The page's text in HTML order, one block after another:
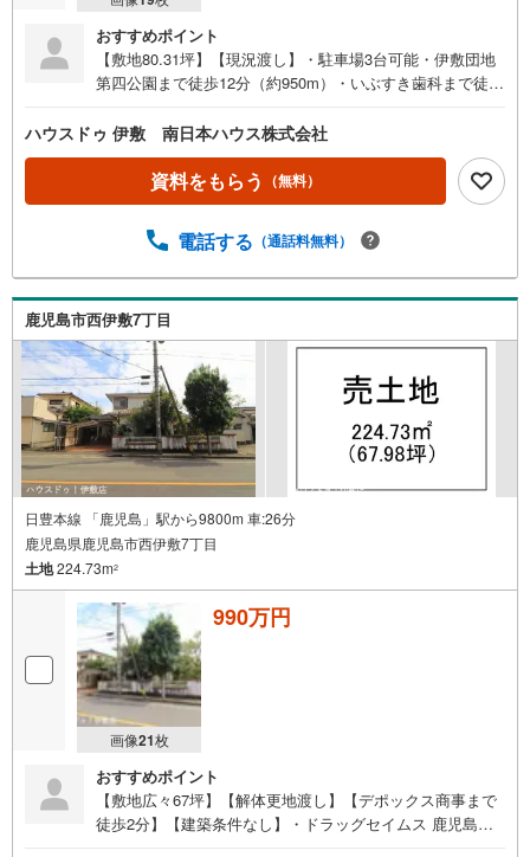
おすすめポイント
【敷地80.31坪】【現況渡し】・駐車場3台可能・伊敷団地
第四公園まで徒歩12分（約950m）・いぶすき歯科まで徒歩
（約2100m）・伊敷台中学校まで徒歩39分（約3100m）・
伊敷団地第四公園まで徒歩12分（約950m）・いぶすき歯科
まで徒歩14分（約1100m）・（株）デポックス商事まで徒
歩15分（約1150m）・ドラッグセイムス 鹿児島西伊敷店ま
まで徒歩18分（約1430m）・鹿児島西伊敷三郵便局 まで徒
20分（約1590m）・鹿児島銀行 西伊敷支店まで徒歩21分
（約1660m） 買替の方、自己資金の少ない方、勤続年数短
い方、自営業の方住宅ローンにご不安のある方、他社で住
宅ローンに落ちてしまった方など、お気軽にご相談くださ
い
ハウスドゥ 伊敷 南日本ハウス株式会社
資料をもらう （無料）
電話する （通話料無料）
鹿児島市西伊敷7丁目
日豊本線 「鹿児島」駅から9800m 車:26分
鹿児島県鹿児島市西伊敷7丁目
土地224.73m2
画像21枚
990万円
おすすめポイント
【敷地広々67坪】【解体更地渡し】【デポックス商事まで
徒歩2分】【建築条件なし】・ドラッグセイムス 鹿児島西